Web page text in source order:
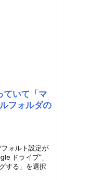
ていて「マ
フォルダの
ォルト設定が
ドライブ”」
する」を選択